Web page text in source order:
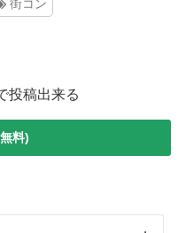
街コン
投稿出来る
料)